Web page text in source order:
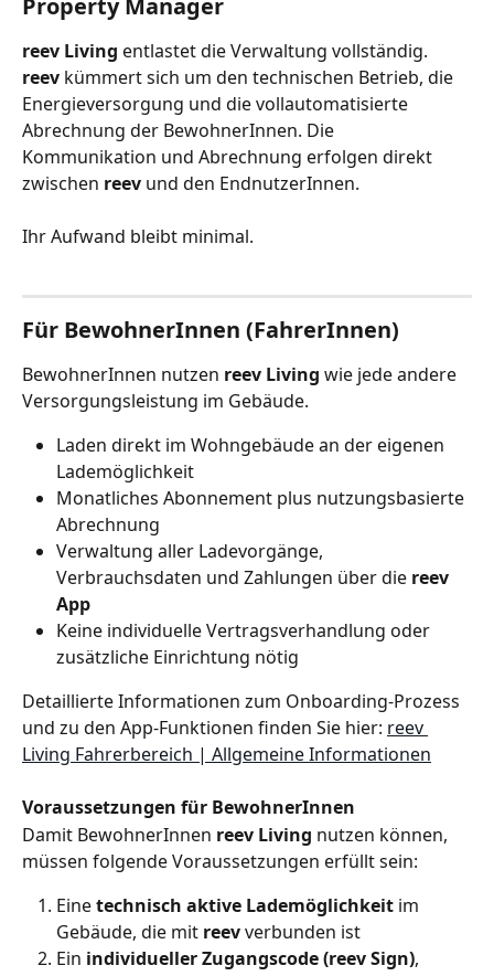
reev Living entlastet die Verwaltung vollständig.
reev kümmert sich um den technischen Betrieb, die
Energieversorgung und die vollautomatisierte
Abrechnung der BewohnerInnen. Die
Kommunikation und Abrechnung erfolgen direkt
zwischen reev und den EndnutzerInnen.
Ihr Aufwand bleibt minimal.
Für BewohnerInnen (FahrerInnen)
BewohnerInnen nutzen reev Living wie jede andere
Versorgungsleistung im Gebäude.
Laden direkt im Wohngebäude an der eigenen
Lademöglichkeit
Monatliches Abonnement plus nutzungsbasierte
Abrechnung
Verwaltung aller Ladevorgänge,
Verbrauchsdaten und Zahlungen über die reev
App
Keine individuelle Vertragsverhandlung oder
zusätzliche Einrichtung nötig
Detaillierte Informationen zum Onboarding-Prozess
und zu den App-Funktionen finden Sie hier: reev
Living Fahrerbereich | Allgemeine Informationen
Voraussetzungen für BewohnerInnen
Damit BewohnerInnen reev Living nutzen können,
müssen folgende Voraussetzungen erfüllt sein:
Eine technisch aktive Lademöglichkeit im
Gebäude, die mit reev verbunden ist
Ein individueller Zugangscode (reev Sign),